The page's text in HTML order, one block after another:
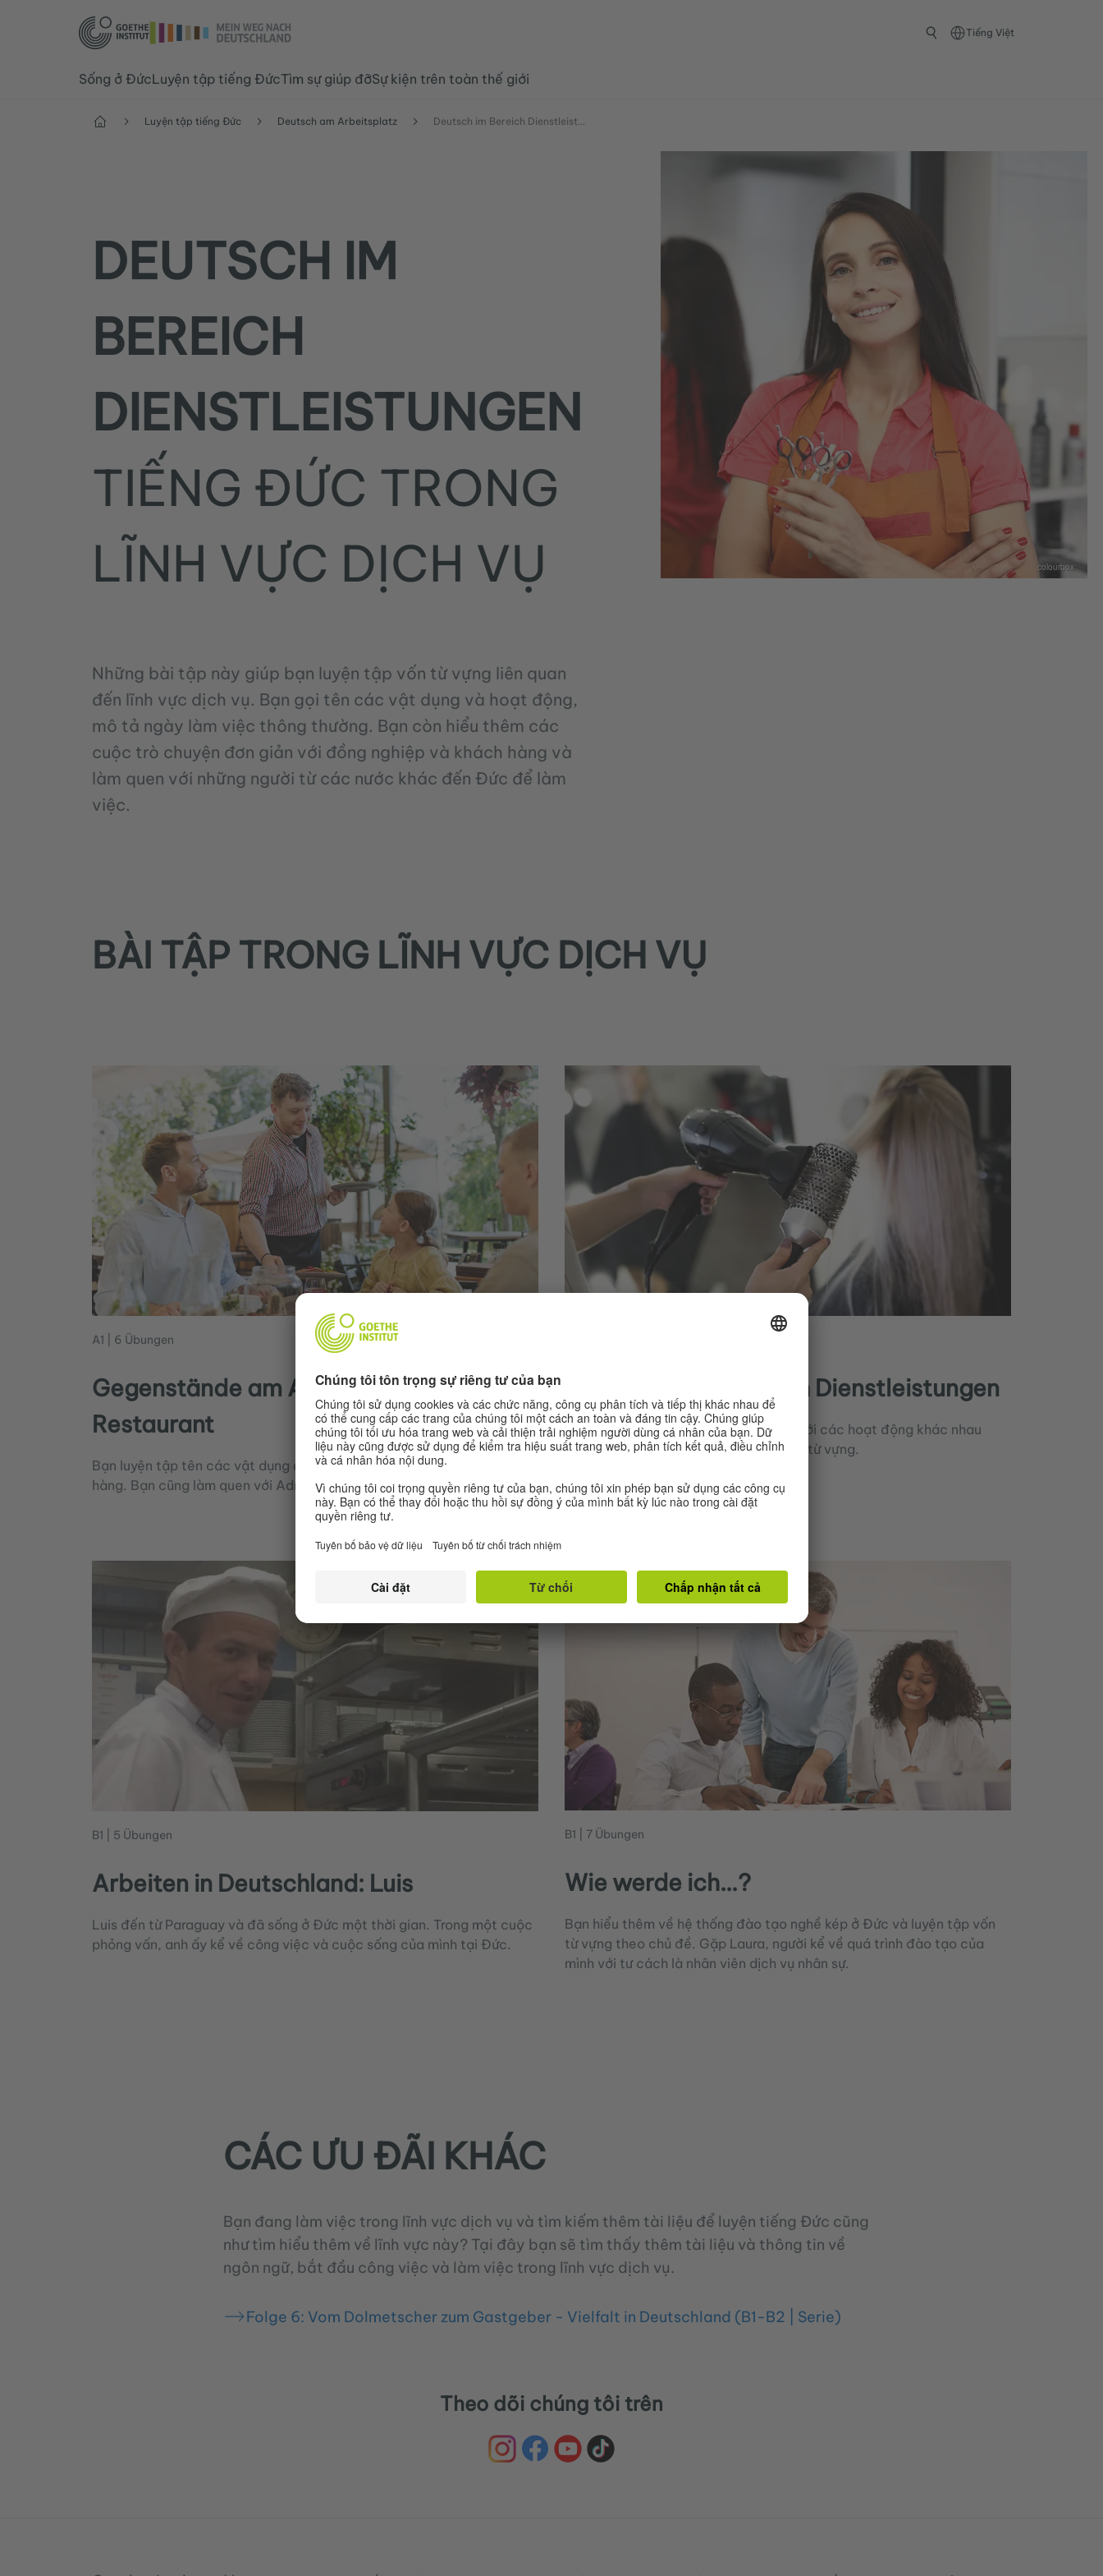
Tiếng Việt
Sống ở ĐứcLuyện tập tiếng ĐứcTìm sự giúp đỡSự kiện trên toàn thế giới
Trang chủ Luyện tập tiếng Đức Deutsch am Arbeitsplatz Deutsch im Bereich Dienstleistungen
DEUTSCH IM
BEREICH
DIENSTLEISTUNGEN
TIẾNG ĐỨC TRONG
LĨNH VỰC DỊCH VỤ
colourbox
Những bài tập này giúp bạn luyện tập vốn từ vựng liên quan
đến lĩnh vực dịch vụ. Bạn gọi tên các vật dụng và hoạt động,
mô tả ngày làm việc thông thường. Bạn còn hiểu thêm các
cuộc trò chuyện đơn giản với đồng nghiệp và khách hàng và
làm quen với những người từ các nước khác đến Đức để làm
việc.
BÀI TẬP TRONG LĨNH VỰC DỊCH VỤ
A1 | 6 Übungen
Gegenstände am Arbeitsplatz: im
Restaurant
Bạn luyện tập tên các vật dụng quan trọng tại nơi làm việc trong nhà
hàng. Bạn cũng làm quen với Adrian, người có một nơi làm việc nổi.
Tätigkeiten im Bereich Dienstleistungen
Trong các bài tập này, bạn làm quen với các hoạt động khác nhau
trong lĩnh vực dịch vụ và luyện tập vốn từ vựng.
B1 | 5 Übungen
Arbeiten in Deutschland: Luis
Luis đến từ Paraguay và đã sống ở Đức một thời gian. Trong một cuộc
phỏng vấn, anh ấy kể về công việc và cuộc sống của mình tại Đức.
B1 | 7 Übungen
Wie werde ich...?
Bạn hiểu thêm về hệ thống đào tạo nghề kép ở Đức và luyện tập vốn
từ vựng theo chủ đề. Gặp Laura, người kể về quá trình đào tạo của
mình với tư cách là nhân viên dịch vụ nhân sự.
CÁC ƯU ĐÃI KHÁC
Bạn đang làm việc trong lĩnh vực dịch vụ và tìm kiếm thêm tài liệu để luyện tiếng Đức cũng
như tìm hiểu thêm về lĩnh vực này? Tại đây bạn sẽ tìm thấy thêm tài liệu và thông tin về
ngôn ngữ, bắt đầu công việc và làm việc trong lĩnh vực dịch vụ.
Folge 6: Vom Dolmetscher zum Gastgeber - Vielfalt in Deutschland (B1-B2 | Serie)
Theo dõi chúng tôi trên